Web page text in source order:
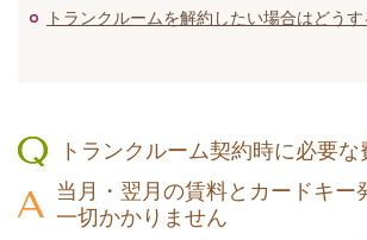
トランクルームを解約したい場合はどう
トランクルーム契約時に必要な
当月・翌月の賃料とカードキー
一切かかりません